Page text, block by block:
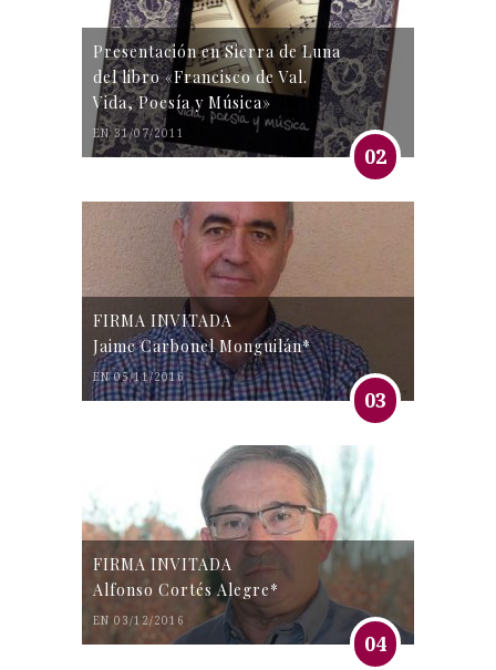
Presentación en Sierra de Luna
del libro «Francisco de Val.
Vida, Poesía y Música»
EN 31/07/2011
02
FIRMA INVITADA
Jaime Carbonel Monguilán*
EN 05/11/2016
03
FIRMA INVITADA
Alfonso Cortés Alegre*
EN 03/12/2016
04